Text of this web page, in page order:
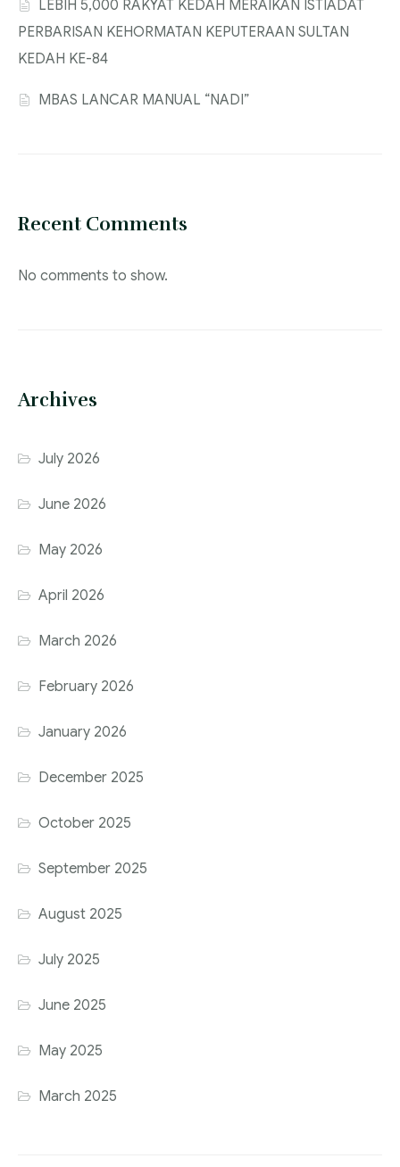
‎LEBIH 5,000 RAKYAT KEDAH MERAIKAN ISTIADAT
PERBARISAN KEHORMATAN KEPUTERAAN SULTAN
KEDAH KE-84
MBAS LANCAR MANUAL “NADI”
Recent Comments
No comments to show.
Archives
July 2026
June 2026
May 2026
April 2026
March 2026
February 2026
January 2026
December 2025
October 2025
September 2025
August 2025
July 2025
June 2025
May 2025
March 2025